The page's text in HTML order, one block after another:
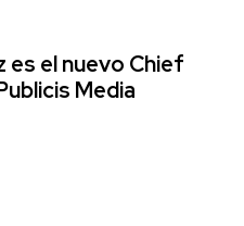
es el nuevo Chief
Media